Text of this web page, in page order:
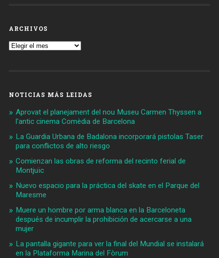
ARCHIVOS
Archivos
NOTICIAS MÁS LEIDAS
Aprovat el planejament del nou Museu Carmen Thyssen a
l'antic cinema Comèdia de Barcelona
La Guardia Urbana de Badalona incorporará pistolas Taser
para conflictos de alto riesgo
Comienzan las obras de reforma del recinto ferial de
Montjuïc
Nuevo espacio para la práctica del skate en el Parque del
Maresme
Muere un hombre por arma blanca en la Barceloneta
después de incumplir la prohibición de acercarse a una
mujer
La pantalla gigante para ver la final del Mundial se instalará
en la Plataforma Marina del Fòrum